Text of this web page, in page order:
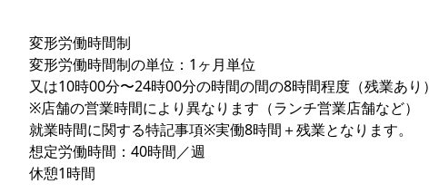
変形労働時間制
変形労働時間制の単位：1ヶ月単位
又は10時00分〜24時00分の時間の間の8時間程度（残業あり）
※店舗の営業時間により異なります（ランチ営業店舗など）
就業時間に関する特記事項※実働8時間＋残業となります。
想定労働時間：40時間／週
休憩1時間